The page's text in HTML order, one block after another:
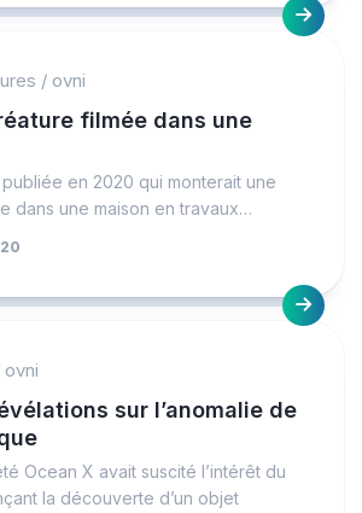
/ ovni
filmée dans une
en 2020 qui monterait une
dans une maison en travaux…
ovni
sur l’anomalie de
Ocean X avait suscité l’intérêt du
la découverte d’un objet